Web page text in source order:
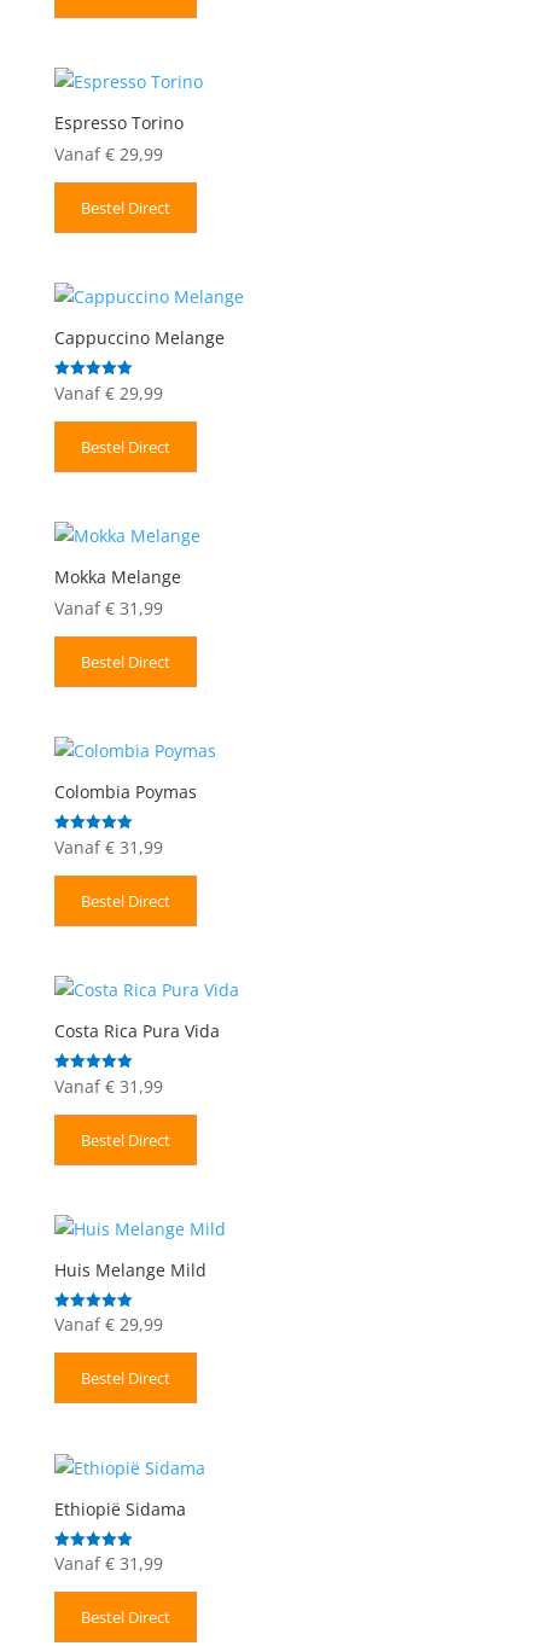
Espresso Torino
Vanaf €29,99
Bestel Direct
Cappuccino Melange
Gewaardeerd
5.00
Vanaf €29,99
Bestel Direct
Mokka Melange
Vanaf €31,99
Bestel Direct
Colombia Poymas
Gewaardeerd
5.00
Vanaf €31,99
Bestel Direct
Costa Rica Pura Vida
Gewaardeerd
5.00
Vanaf €31,99
Bestel Direct
Huis Melange Mild
Gewaardeerd
5.00
uit 5
Vanaf €29,99
Bestel Direct
Ethiopië Sidama
Gewaardeerd
5.00
uit 5
Vanaf €31,99
Bestel Direct